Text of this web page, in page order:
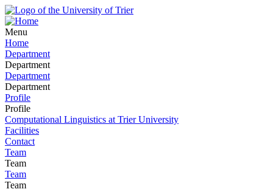
Menu
Home
Department
Department
Department
Department
Profile
Profile
Computational Linguistics at Trier University
Facilities
Contact
Team
Team
Team
Team